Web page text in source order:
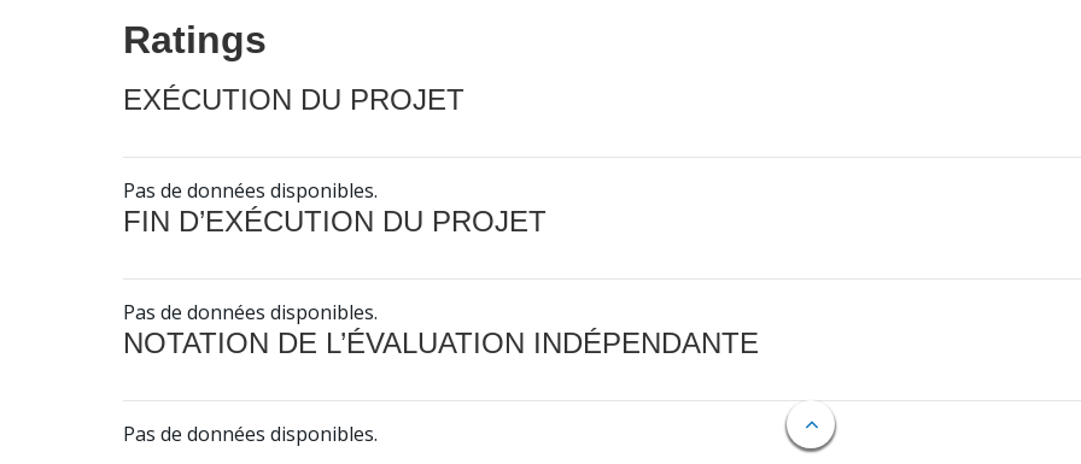
Ratings
EXÉCUTION DU PROJET
Pas de données disponibles.
FIN D’EXÉCUTION DU PROJET
Pas de données disponibles.
NOTATION DE L’ÉVALUATION INDÉPENDANTE
Pas de données disponibles.